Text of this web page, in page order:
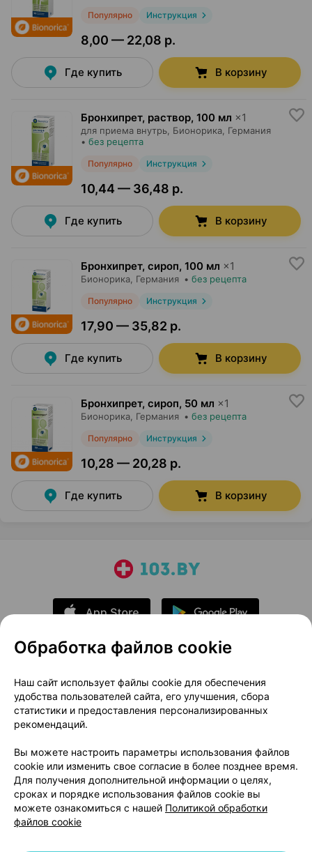
Популярно Инструкция
8,00 — 22,08 р.
Где купить В корзину
Бронхипрет, раствор, 100 мл ×1
для приема внутрь, Бионорика, Германия
• без рецепта
Популярно Инструкция
10,44 — 36,48 р.
Где купить В корзину
Бронхипрет, сироп, 100 мл ×1
Бионорика, Германия • без рецепта
Популярно Инструкция
17,90 — 35,82 р.
Где купить В корзину
Бронхипрет, сироп, 50 мл ×1
Бионорика, Германия • без рецепта
Популярно Инструкция
10,28 — 20,28 р.
Где купить В корзину
О проекте
Новости проекта
Размещение рекламы
Медицинский маркетинг
Публичный договор
Доставка
Способы оплаты
Вакансии
Партнеры
Написать руководителю 103.by
Написать в поддержку
Персональные настройки Cookie
Обработка файлов cookie
Наш сайт использует файлы cookie для обеспечения
удобства пользователей сайта, его улучшения, сбора
статистики и предоставления персонализированных
рекомендаций.
Вы можете настроить параметры использования файлов
cookie или изменить свое согласие в более позднее время.
Для получения дополнительной информации о целях,
сроках и порядке использования файлов cookie вы
можете ознакомиться с нашей Политикой обработки
файлов cookie